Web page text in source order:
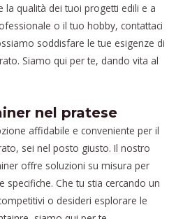
la qualità dei tuoi progetti edili e a
o il tuo hobby, contattaci
soddisfare le tue esigenze di
Siamo qui per te, dando vita al
nel pratese
affidabile e conveniente per il
sei nel posto giusto. Il nostro
offre soluzioni su misura per
specifiche. Che tu stia cercando un
o desideri esplorare le